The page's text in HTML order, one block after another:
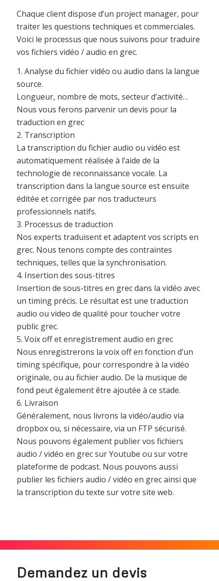
Chaque client dispose d’un project manager, pour
traiter les questions techniques et commerciales.
Voici le processus que nous suivons pour traduire
vos fichiers vidéo / audio en grec.
1. Analyse du fichier vidéo ou audio dans la langue
source.
Longueur, nombre de mots, secteur d’activité…
Nous vous ferons parvenir un devis pour la
traduction en grec
2. Transcription
La transcription du fichier audio ou vidéo est
automatiquement réalisée à l’aide de la
technologie de reconnaissance vocale. La
transcription dans la langue source est ensuite
éditée et corrigée par nos traducteurs
professionnels natifs.
3. Processus de traduction
Nos experts traduisent et adaptent vos scripts en
grec. Nous tenons compte des contraintes
techniques, telles que la synchronisation.
4. Insertion des sous-titres
Insertion de sous-titres en grec dans la vidéo avec
un timing précis. Le résultat est une traduction
audio ou video de qualité pour toucher votre
public grec.
5. Voix off et enregistrement audio en grec
Nous enregistrerons la voix off en fonction d’un
timing spécifique, pour correspondre à la vidéo
originale, ou au fichier audio. De la musique de
fond peut également être ajoutée à ce stade.
6. Livraison
Généralement, nous livrons la vidéo/audio via
dropbox ou, si nécessaire, via un FTP sécurisé.
Nous pouvons également publier vos fichiers
audio / vidéo en grec sur Youtube ou sur votre
plateforme de podcast. Nous pouvons aussi
publier les fichiers audio / vidéo en grec ainsi que
la transcription du texte sur votre site web.
Demandez un devis